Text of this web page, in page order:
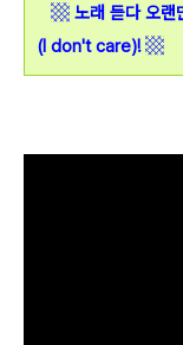
▩ 노래 듣다 오랜
(I don't care)! ▩